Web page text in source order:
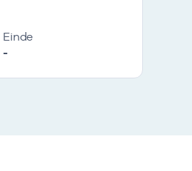
Einde
-